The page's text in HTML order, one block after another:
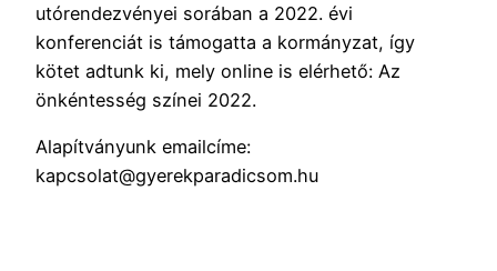
utórendezvényei sorában a 2022. évi
konferenciát is támogatta a kormányzat, így
kötet adtunk ki, mely online is elérhető: Az
önkéntesség színei 2022.
Alapítványunk emailcíme:
kapcsolat@gyerekparadicsom.hu